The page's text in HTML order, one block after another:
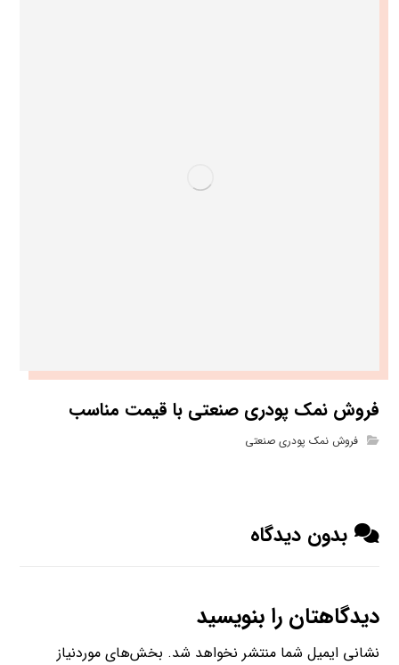
فروش نمک پودری صنعتی با قیمت مناسب
فروش نمک پودری صنعتی
بدون دیدگاه
دیدگاهتان را بنویسید
نشانی ایمیل شما منتشر نخواهد شد. بخش‌های موردنیاز